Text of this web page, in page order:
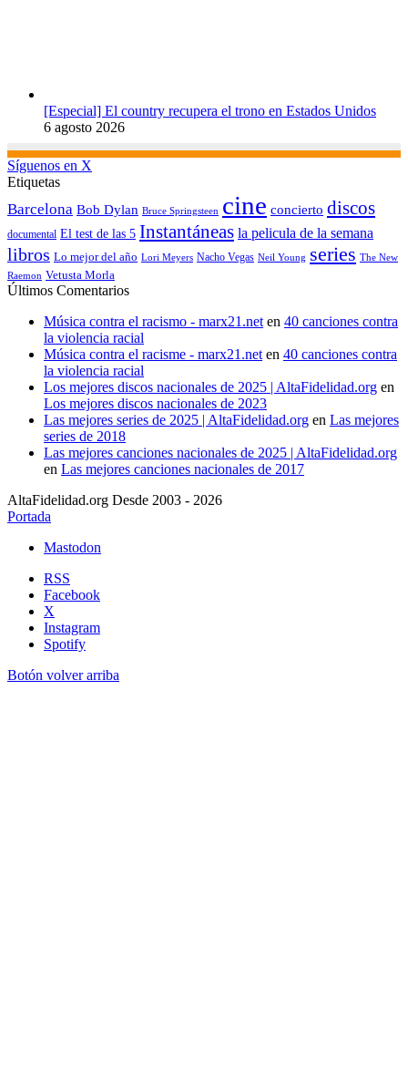
[Especial] El country recupera el trono en Estados Unidos
6 agosto 2026
Síguenos en X
Etiquetas
Barcelona Bob Dylan Bruce Springsteen cine concierto discos
documental El test de las 5 Instantáneas la pelicula de la semana
libros Lo mejor del año Lori Meyers Nacho Vegas Neil Young series The New
Raemon Vetusta Morla
Últimos Comentarios
Música contra el racismo - marx21.neten 40 canciones contra
la violencia racial
Música contra el racisme - marx21.neten 40 canciones contra
la violencia racial
Los mejores discos nacionales de 2025 | AltaFidelidad.org en
Los mejores discos nacionales de 2023
Las mejores series de 2025 | AltaFidelidad.org en Las mejores
series de 2018
Las mejores canciones nacionales de 2025 | AltaFidelidad.org
en Las mejores canciones nacionales de 2017
AltaFidelidad.org Desde 2003 - 2026
Portada
Mastodon
RSS
Facebook
X
Instagram
Spotify
Botón volver arriba